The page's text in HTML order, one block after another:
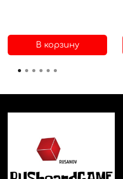
В корзину